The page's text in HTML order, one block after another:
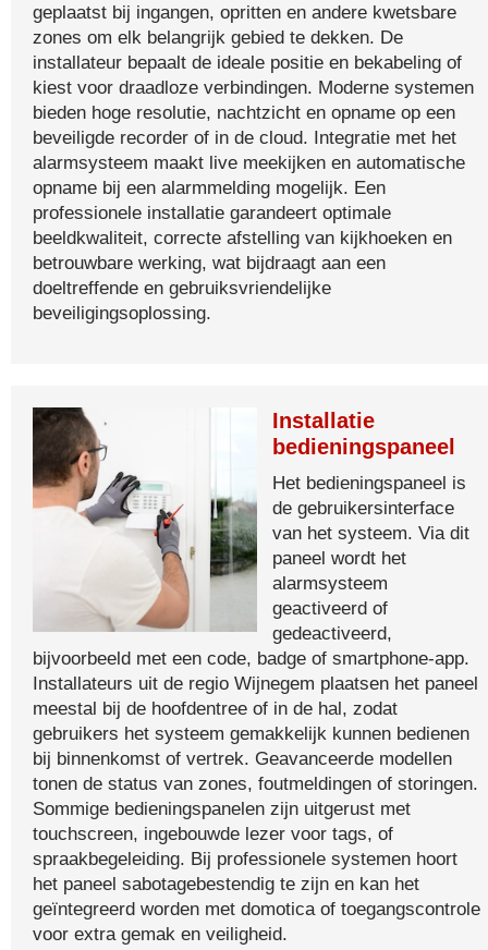
geplaatst bij ingangen, opritten en andere kwetsbare
zones om elk belangrijk gebied te dekken. De
installateur bepaalt de ideale positie en bekabeling of
kiest voor draadloze verbindingen. Moderne systemen
bieden hoge resolutie, nachtzicht en opname op een
beveiligde recorder of in de cloud. Integratie met het
alarmsysteem maakt live meekijken en automatische
opname bij een alarmmelding mogelijk. Een
professionele installatie garandeert optimale
beeldkwaliteit, correcte afstelling van kijkhoeken en
betrouwbare werking, wat bijdraagt aan een
doeltreffende en gebruiksvriendelijke
beveiligingsoplossing.
Installatie
bedieningspaneel
Het bedieningspaneel is
de gebruikersinterface
van het systeem. Via dit
paneel wordt het
alarmsysteem
geactiveerd of
gedeactiveerd,
bijvoorbeeld met een code, badge of smartphone-app.
Installateurs uit de regio Wijnegem plaatsen het paneel
meestal bij de hoofdentree of in de hal, zodat
gebruikers het systeem gemakkelijk kunnen bedienen
bij binnenkomst of vertrek. Geavanceerde modellen
tonen de status van zones, foutmeldingen of storingen.
Sommige bedieningspanelen zijn uitgerust met
touchscreen, ingebouwde lezer voor tags, of
spraakbegeleiding. Bij professionele systemen hoort
het paneel sabotagebestendig te zijn en kan het
geïntegreerd worden met domotica of toegangscontrole
voor extra gemak en veiligheid.